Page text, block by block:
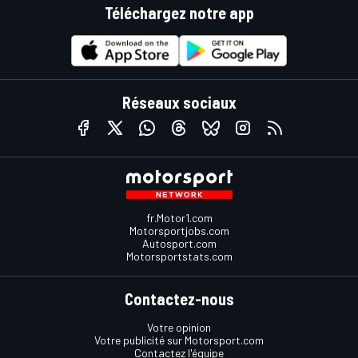
Téléchargez notre app
Réseaux sociaux
fr.Motor1.com
Motorsportjobs.com
Autosport.com
Motorsportstats.com
Contactez-nous
Votre opinion
Votre publicité sur Motorsport.com
Contactez l'équipe